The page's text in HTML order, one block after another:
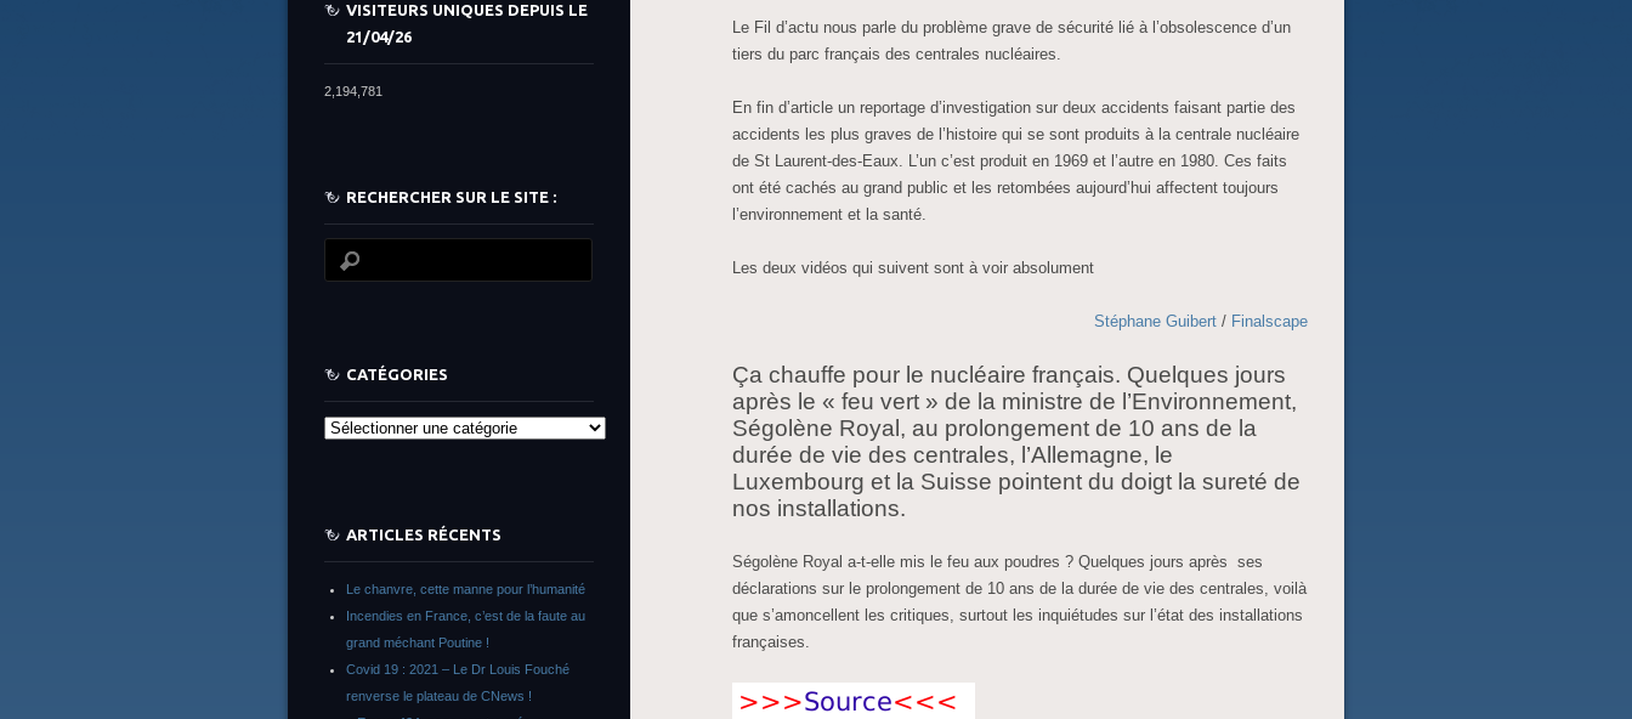
Le Fil d’actu nous parle du problème grave de sécurité lié à l’obsolescence d’un
tiers du parc français des centrales nucléaires.
En fin d’article un reportage d’investigation sur deux accidents faisant partie des
accidents les plus graves de l’histoire qui se sont produits à la centrale nucléaire
de St Laurent-des-Eaux. L’un c’est produit en 1969 et l’autre en 1980. Ces faits
ont été cachés au grand public et les retombées aujourd’hui affectent toujours
l’environnement et la santé.
Les deux vidéos qui suivent sont à voir absolument
Stéphane Guibert / Finalscape
Ça chauffe pour le nucléaire français. Quelques jours
après le « feu vert » de la ministre de l’Environnement,
Ségolène Royal, au prolongement de 10 ans de la
durée de vie des centrales, l’Allemagne, le
Luxembourg et la Suisse pointent du doigt la sureté de
nos installations.
Ségolène Royal a-t-elle mis le feu aux poudres ? Quelques jours après ses
déclarations sur le prolongement de 10 ans de la durée de vie des centrales, voilà
que s’amoncellent les critiques, surtout les inquiétudes sur l’état des installations
françaises.
VISITEURS UNIQUES DEPUIS LE
21/04/26
2,194,781
RECHERCHER SUR LE SITE :
CATÉGORIES
Catégories
ARTICLES RÉCENTS
Le chanvre, cette manne pour l’humanité
Incendies en France, c’est de la faute au
grand méchant Poutine !
Covid 19 : 2021 – Le Dr Louis Fouché
renverse le plateau de CNews !